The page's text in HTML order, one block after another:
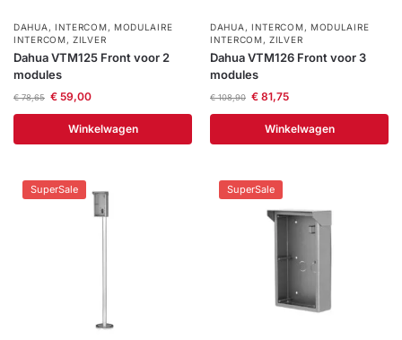
Alarmsystemen
Camera's
Branddetectie
DAHUA , INTERCOM, MODULAIRE
INTERCOM,ZILVER
Dahua VTM125 Front voor 2
modules
€78,65 €59,00
Winkelwagen
DAHUA , INTERCOM, MODULAIRE
INTERCOM,ZILVER
Dahua VTM126 Front voor 3
modules
€108,90 €81,75
Winkelwagen
SuperSale SuperSale